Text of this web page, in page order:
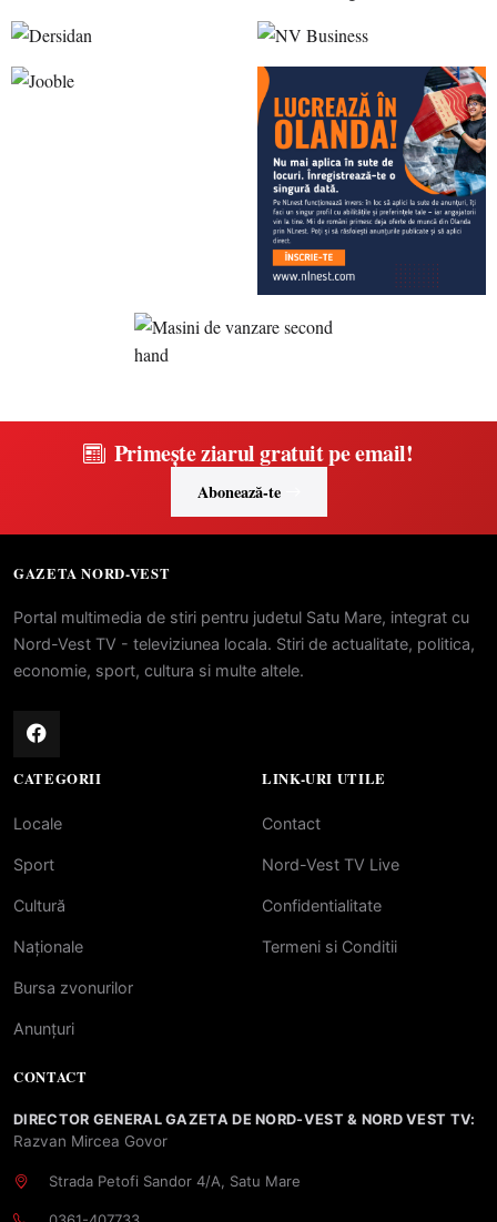
Primește ziarul gratuit pe email!
Abonează-te
GAZETA NORD-VEST
Portal multimedia de stiri pentru judetul Satu Mare, integrat cu
Nord-Vest TV - televiziunea locala. Stiri de actualitate, politica,
economie, sport, cultura si multe altele.
CATEGORII
Locale
Sport
Cultură
Naționale
Bursa zvonurilor
Anunțuri
LINK-URI UTILE
Contact
Nord-Vest TV Live
Confidentialitate
Termeni si Conditii
CONTACT
DIRECTOR GENERAL GAZETA DE NORD-VEST & NORD VEST TV:
Razvan Mircea Govor
Strada Petofi Sandor 4/A, Satu Mare